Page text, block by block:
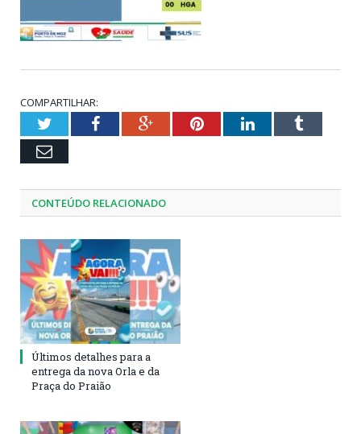
COMPARTILHAR:
TwitterFacebookGoogle+PinterestLinkedInTumblr
Email
CONTEÚDO RELACIONADO
Últimos detalhes para a
entrega da nova Orla e da
Praça do Praião